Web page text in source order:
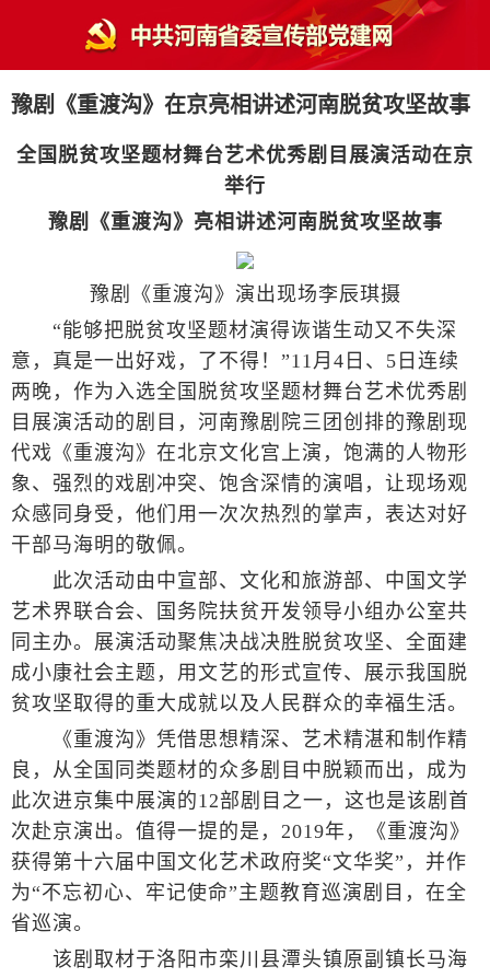
豫剧《重渡沟》在京亮相讲述河南脱贫攻坚故事
全国脱贫攻坚题材舞台艺术优秀剧目展演活动在京
举行
豫剧《重渡沟》亮相讲述河南脱贫攻坚故事
豫剧《重渡沟》演出现场李辰琪摄
“能够把脱贫攻坚题材演得诙谐生动又不失深
意，真是一出好戏，了不得！”11月4日、5日连续
两晚，作为入选全国脱贫攻坚题材舞台艺术优秀剧
目展演活动的剧目，河南豫剧院三团创排的豫剧现
代戏《重渡沟》在北京文化宫上演，饱满的人物形
象、强烈的戏剧冲突、饱含深情的演唱，让现场观
众感同身受，他们用一次次热烈的掌声，表达对好
干部马海明的敬佩。
此次活动由中宣部、文化和旅游部、中国文学
艺术界联合会、国务院扶贫开发领导小组办公室共
同主办。展演活动聚焦决战决胜脱贫攻坚、全面建
成小康社会主题，用文艺的形式宣传、展示我国脱
贫攻坚取得的重大成就以及人民群众的幸福生活。
《重渡沟》凭借思想精深、艺术精湛和制作精
良，从全国同类题材的众多剧目中脱颖而出，成为
此次进京集中展演的12部剧目之一，这也是该剧首
次赴京演出。值得一提的是，2019年，《重渡沟》
获得第十六届中国文化艺术政府奖“文华奖”，并作
为“不忘初心、牢记使命”主题教育巡演剧目，在全
省巡演。
该剧取材于洛阳市栾川县潭头镇原副镇长马海